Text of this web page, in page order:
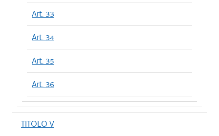
Art. 33
Art. 34
Art. 35
Art. 36
TITOLO V